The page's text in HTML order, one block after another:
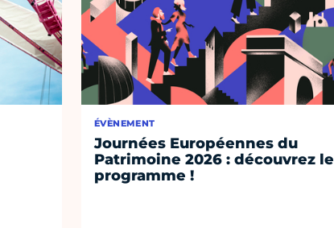
ÉVÈNEMENT
Journées Européennes du
Patrimoine 2026 : découvrez le
programme !